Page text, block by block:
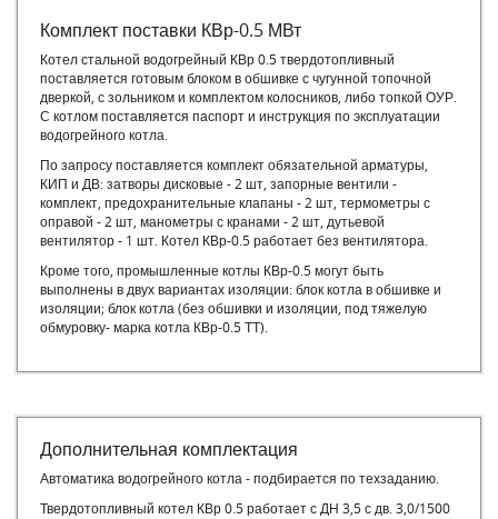
Комплект поставки КВр-0.5 МВт
Котел стальной водогрейный КВр 0.5 твердотопливный
поставляется готовым блоком в обшивке с чугунной топочной
дверкой, с зольником и комплектом колосников, либо топкой ОУР.
С котлом поставляется паспорт и инструкция по эксплуатации
водогрейного котла.
По запросу поставляется комплект обязательной арматуры,
КИП и ДВ: затворы дисковые - 2 шт, запорные вентили -
комплект, предохранительные клапаны - 2 шт, термометры с
оправой - 2 шт, манометры с кранами - 2 шт, дутьевой
вентилятор - 1 шт. Котел КВр-0.5 работает без вентилятора.
Кроме того, промышленные котлы КВр-0.5 могут быть
выполнены в двух вариантах изоляции: блок котла в обшивке и
изоляции; блок котла (без обшивки и изоляции, под тяжелую
обмуровку- марка котла КВр-0.5 ТТ).
Дополнительная комплектация
Автоматика водогрейного котла - подбирается по техзаданию.
Твердотопливный котел КВр 0.5 работает с ДН 3,5 с дв. 3,0/1500